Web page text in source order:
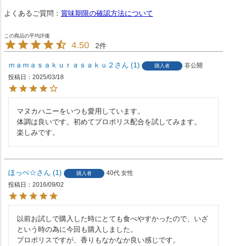
よくあるご質問： 賞味期限の確認方法について
4.50 2
ｍａｍａｓａｋｕｒａｓａｋｕ２ 1 購入者
非公開
投稿日
2025/03/18
マヌカハニーをいつも愛用しています。
体調は良いです。初めてプロポリス配合を試してみます。
楽しみです。
ほっぺ☆ 1 購入者 40代 女性
投稿日
2016/09/02
以前お試しで購入した時にとても食べやすかったので、いざ
という時の為に今回も購入しました。
プロポリスですが、香りもなかなか良い感じです。